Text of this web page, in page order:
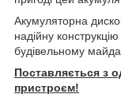
Акумуляторна
надійну
будівельному
Поставляється з
пристроєм!